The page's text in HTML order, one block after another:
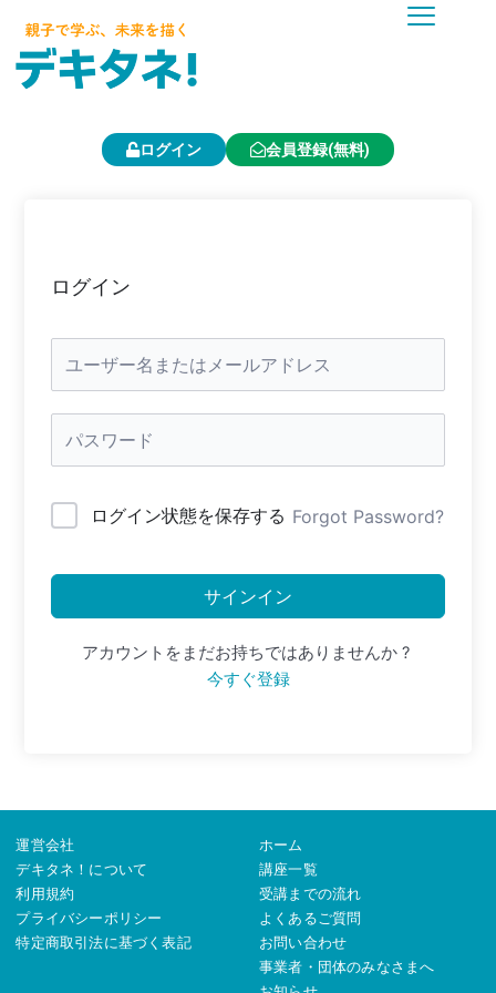
ログイン 会員登録(無料)
ログイン
ログイン状態を保存する Forgot Password?
サインイン
アカウントをまだお持ちではありませんか ?
今すぐ登録
運営会社
デキタネ！について
利用規約
プライバシーポリシー
特定商取引法に基づく表記
ホーム
講座一覧
受講までの流れ
よくあるご質問
お問い合わせ
事業者・団体のみなさまへ